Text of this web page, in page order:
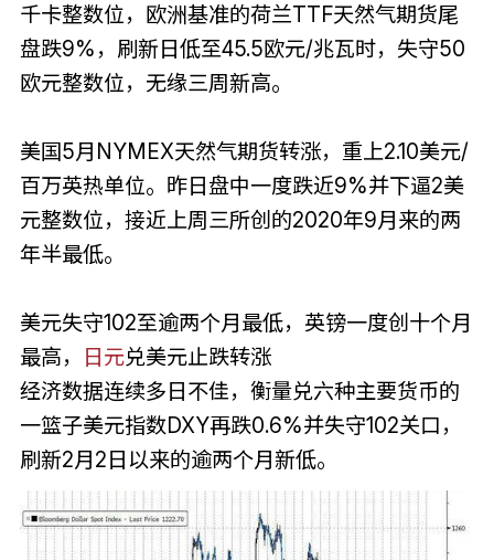
千卡整数位，欧洲基准的荷兰TTF天然气期货尾
盘跌9%，刷新日低至45.5欧元/兆瓦时，失守50
欧元整数位，无缘三周新高。
美国5月NYMEX天然气期货转涨，重上2.10美元/
百万英热单位。昨日盘中一度跌近9%并下逼2美
元整数位，接近上周三所创的2020年9月来的两
年半最低。
美元失守102至逾两个月最低，英镑一度创十个月
最高，
日元兑美元止跌转涨
经济数据连续多日不佳，衡量兑六种主要货币的
一篮子美元指数DXY再跌0.6%并失守102关口，
刷新2月2日以来的逾两个月新低。